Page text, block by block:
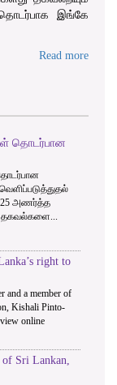
இங்கே
Read more
1 2
தொடர்பான
அணர்த்த
right to
and a member of
Kishali Pinto-
online
Sri Lankan,